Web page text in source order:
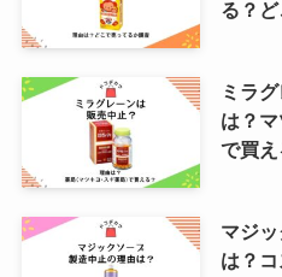
る？
ミラ
は？
で買え
マジ
は？